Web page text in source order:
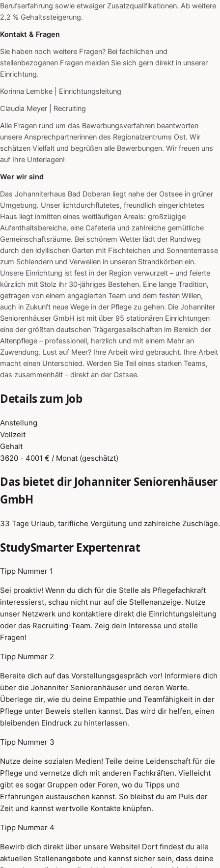
Berufserfahrung sowie etwaiger Zusatzqualifikationen. Ab weitere
2,2 % Gehaltssteigerung.
Kontakt & Fragen
Sie haben noch weitere Fragen? Bei fachlichen und
stellenbezogenen Fragen melden Sie sich gern direkt in unserer
Einrichtung.
Korinna Lembke | Einrichtungsleitung
Claudia Meyer | Recruiting
Alle Fragen rund um das Bewerbungsverfahren beantworten
unsere Ansprechpartnerinnen des Regionalzentrums Ost. Wir
schätzen Vielfalt und begrüßen alle Bewerbungen. Wir freuen uns
auf Ihre Unterlagen!
Wer wir sind
Das Johanniterhaus Bad Doberan liegt nahe der Ostsee in grüner
Umgebung. Unser lichtdurchflutetes, freundlich eingerichtetes
Haus liegt inmitten eines weitläufigen Areals: großzügige
Aufenthaltsbereiche, eine Cafeteria und zahlreiche gemütliche
Gemeinschaftsräume. Bei schönem Wetter lädt der Rundweg
durch den idyllischen Garten mit Fischteichen und Sonnenterrasse
zum Schlendern und Verweilen in unseren Strandkörben ein.
Unsere Einrichtung ist fest in der Region verwurzelt – und feierte
kürzlich mit Stolz ihr 30‑jähriges Bestehen. Eine lange Tradition,
getragen von einem engagierten Team und dem festen Willen,
auch in Zukunft neue Wege in der Pflege zu gehen. Die Johanniter
Seniorenhäuser GmbH ist mit über 95 stationären Einrichtungen
eine der größten deutschen Trägergesellschaften im Bereich der
Altenpflege – professionell, herzlich und mit einem Mehr an
Zuwendung. Lust auf Meer? Ihre Arbeit wird gebraucht. Ihre Arbeit
macht einen Unterschied. Werden Sie Teil eines starken Teams,
das zusammenhält – direkt an der Ostsee.
Details zum Job
Anstellung
Vollzeit
Gehalt
3620 - 4001 € / Monat (geschätzt)
Das bietet dir Johanniter Seniorenhäuser
GmbH
33 Tage Urlaub, tarifliche Vergütung und zahlreiche Zuschläge.
StudySmarter Expertenrat
Tipp Nummer 1
Sei proaktiv! Wenn du dich für die Stelle als Pflegefachkraft
interessierst, schau nicht nur auf die Stellenanzeige. Nutze
unser Netzwerk und kontaktiere direkt die Einrichtungsleitung
oder das Recruiting-Team. Zeig dein Interesse und stelle
Fragen!
Tipp Nummer 2
Bereite dich auf das Vorstellungsgespräch vor! Informiere dich
über die Johanniter Seniorenhäuser und deren Werte.
Überlege dir, wie du deine Empathie und Teamfähigkeit in der
Pflege unter Beweis stellen kannst. Das wird dir helfen, einen
bleibenden Eindruck zu hinterlassen.
Tipp Nummer 3
Nutze deine sozialen Medien! Teile deine Leidenschaft für die
Pflege und vernetze dich mit anderen Fachkräften. Vielleicht
gibt es sogar Gruppen oder Foren, wo du Tipps und
Erfahrungen austauschen kannst. So bleibst du am Puls der
Zeit und kannst wertvolle Kontakte knüpfen.
Tipp Nummer 4
Bewirb dich direkt über unsere Website! Dort findest du alle
aktuellen Stellenangebote und kannst sicher sein, dass deine